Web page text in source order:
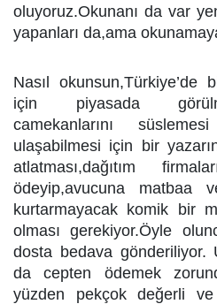
oluyoruz.Okunanı da var
yapanları da,ama
Nasıl okunsun,Türkiye’de
için piyasada
camekanlarını
ulaşabilmesi için bir
atlatması,dağıtım
ödeyip,avucuna matbaa
kurtarmayacak komik bir
olması gerekiyor.Öyle
dosta bedava gönderiliyor.
da cepten ödemek
yüzden pekçok değerli